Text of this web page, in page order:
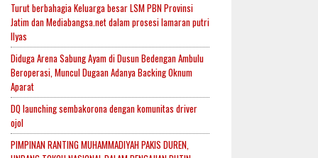
Indonesia.id Perkuat Sinergitas Lewat Ngopi
Mendukung Ketahanan Pangan Nasional
Jadi Lokasi Uji Coba Program NADI JKN
Turut berbahagia Keluarga besar LSM PBN Provinsi
Jatim dan Mediabangsa.net dalam prosesi lamaran putri
Ilyas
Diduga Arena Sabung Ayam di Dusun Bedengan Ambulu
Beroperasi, Muncul Dugaan Adanya Backing Oknum
Aparat
DQ launching sembakorona dengan komunitas driver
ojol
PIMPINAN RANTING MUHAMMADIYAH PAKIS DUREN,